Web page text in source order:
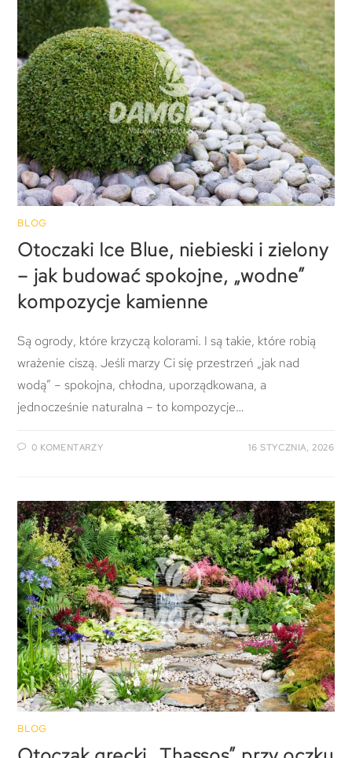
BLOG
Otoczaki Ice Blue, niebieski i zielony
– jak budować spokojne, „wodne”
kompozycje kamienne
Są ogrody, które krzyczą kolorami. I są takie, które robią
wrażenie ciszą. Jeśli marzy Ci się przestrzeń „jak nad
wodą” – spokojna, chłodna, uporządkowana, a
jednocześnie naturalna – to kompozycje…
0 KOMENTARZY 16 STYCZNIA, 2026
BLOG